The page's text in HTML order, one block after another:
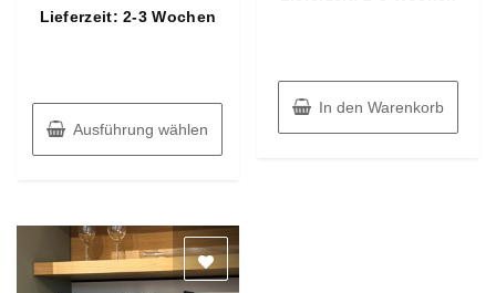
5
Lieferzeit: 2-3 Wochen
Ausführung wählen
In den Warenkorb